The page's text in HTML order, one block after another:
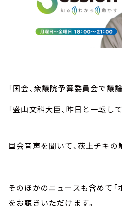
「国会、衆議院予算委員会で議論
「盛山文科大臣、昨日と一転し
国会音声を聞いて、荻上チキの
そのほかのニュースも含めて「
をお聴きいただけます。